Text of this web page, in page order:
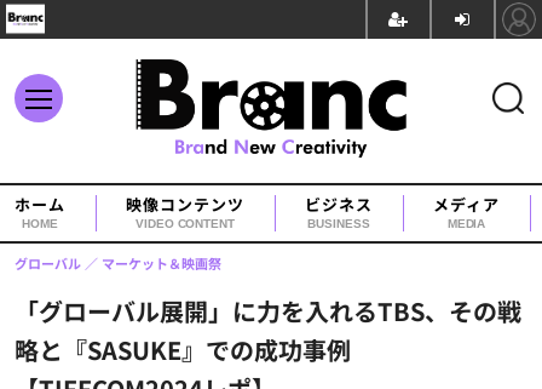
ホーム
HOME
映像コンテンツ
VIDEO CONTENT
ビジネス
BUSINESS
メディア
MEDIA
「グローバル展開」に力を入れるTBS、その戦
略と『SASUKE』での成功事例
グローバル マーケット＆映画祭